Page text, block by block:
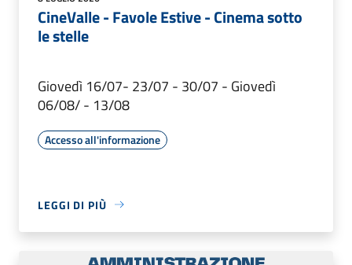
CineValle - Favole Estive - Cinema sotto
le stelle
Giovedì 16/07- 23/07 - 30/07 - Giovedì
06/08/ - 13/08
Accesso all'informazione
LEGGI DI PIÙ